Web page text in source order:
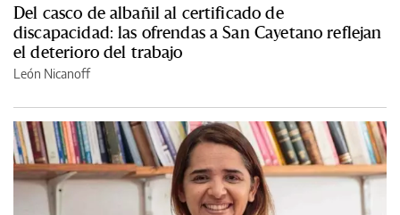
Del casco de albañil al certificado de
discapacidad: las ofrendas a San Cayetano reflejan
el deterioro del trabajo
León Nicanoff